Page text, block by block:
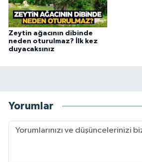
Zeytin ağacının dibinde
neden oturulmaz? İlk kez
duyacaksınız
Yorumlar